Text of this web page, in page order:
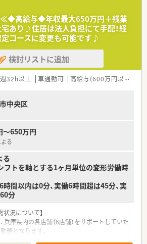
≪◆高給与◆年収最大650万円＋残業
あり♪住居は法人負担にて手配！経
コースに変更も可能です♪
検討リストに追加
週32h以上 車通勤可 高給与(600万円以上)
中央区
～650万円
る
る
トを軸とする1ヶ月単位の変形労働時
時間以内は0分、実働6時間超は45分、実
分
状況について】
兵庫県内の各店舗（6店舗）をサポートしていた
務となります。